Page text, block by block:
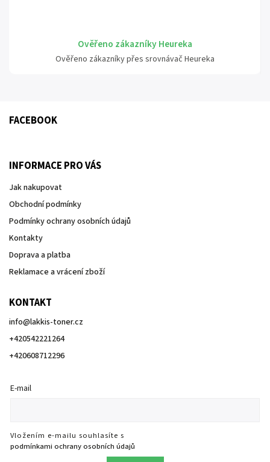
Ověřeno zákazníky Heureka
Ověřeno zákazníky přes srovnávač Heureka
FACEBOOK
INFORMACE PRO VÁS
Jak nakupovat
Obchodní podmínky
Podmínky ochrany osobních údajů
Kontakty
Doprava a platba
Reklamace a vrácení zboží
KONTAKT
info@lakkis-toner.cz
+420542221264
+420608712296
E-mail
Vložením e-mailu souhlasíte s
podmínkami ochrany osobních údajů